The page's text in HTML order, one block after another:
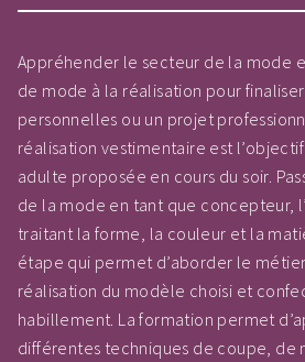
Appréhender le secteur de la mode
de mode à la réalisation pour
personnelles ou un projet
réalisation vestimentaire est
adulte proposée en cours du soir.
de la mode en tant que concepteur,
traitant la forme, la couleur et la
étape qui permet d’aborder le
réalisation du modèle choisi et
habillement. La formation permet
différentes techniques de coupe, de